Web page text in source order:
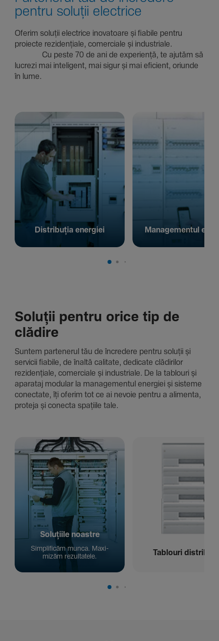
pentru soluții electrice
Oferim soluții electrice inova­toare și fiabile pentru
proiecte rezi­den­țiale, comer­ciale și indus­triale.
Cu peste 70 de ani de expe­riență, te ajutăm să
lucrezi mai inte­li­gent, mai sigur și mai eficient, oriunde
în lume.
Distribuția energiei Managementul
Soluții pentru orice tip de
clădire
Suntem parte­nerul tău de încre­dere pentru soluții și
servicii fiabile, de înaltă cali­tate, dedi­cate clădi­rilor
rezi­den­țiale, comer­ciale și indus­triale. De la tablouri și
aparataj modular la managementul energiei și sisteme
conec­tate, îți oferim tot ce ai nevoie pentru a alimenta,
proteja și conecta spațiile tale.
Solu­țiile noastre
Simpli­ficăm munca. Maxi­
mizăm rezul­ta­tele.
Tablouri